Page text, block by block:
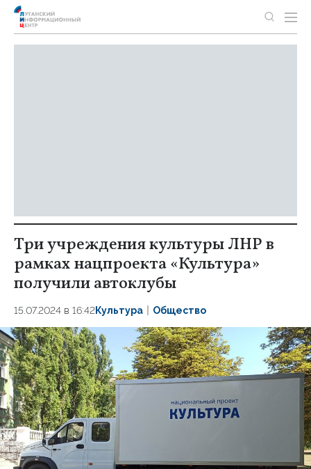
Три учреждения культуры ЛНР в
рамках нацпроекта «Культура»
получили автоклубы
15.07.2024 в 16:42Культура Общество